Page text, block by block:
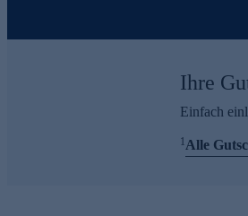
Ihre
Einfach
1Alle